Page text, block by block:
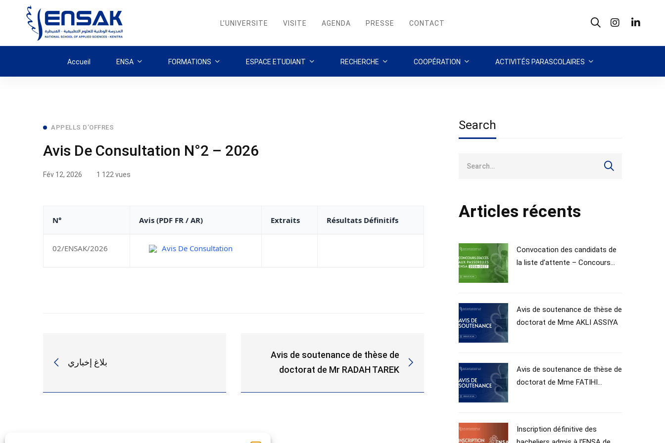
L’UNIVERSITE VISITE AGENDA PRESSE CONTACT
Accueil ENSA FORMATIONS ESPACE ETUDIANT RECHERCHE COOPÉRATION ACTIVITÉS PARASCOLAIRES
Avis
De
Consultation
–
2026
APPELLS D’OFFRES
Avis De Consultation N°2 – 2026
Fév 12, 2026 1 122 vues
N° Avis (PDF FR / AR) Extraits Résultats Définitifs
02/ENSAK/2026 Avis De Consultation
بلاغ إخباري
Avis de soutenance de thèse de
doctorat de Mr RADAH TAREK
Search
Articles récents
Convocation des candidats de
la liste d’attente – Concours
Avis de soutenance de thèse de
doctorat de Mme AKLI ASSIYA
Avis de soutenance de thèse de
doctorat de Mme FATIHI
Inscription définitive des